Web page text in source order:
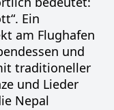
Ein
am Flughafen
und
traditioneller
und Lieder
Nepal